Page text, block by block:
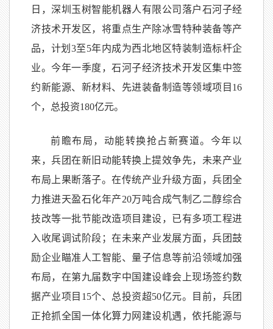
日，深圳玉树智能机器人有限公司落户石河子经
济技术开发区，将重点生产除冰雪特种装备等产
品，计划3至5年内成为西北地区特装制造标杆企
业。今年一季度，石河子经济技术开发区集中签
约新能源、新材料、先进装备制造等领域项目16
个，总投资180亿元。
前瞻布局，动能转换抢占新赛道。今年以
来，兵团在新旧动能转换上提效争先，未来产业
布局上果断落子。在传统产业升级方面，兵团全
力推进天盈石化年产20万吨合成气制乙二醇综合
技改等一批节能改造项目建设，已有多项工程进
入收尾调试阶段；在未来产业发展方面，兵团鼓
励企业瞄准人工智能、量子信息等前沿领域加强
布局，在第九届数字中国建设峰会上现场签约数
据产业项目15个、总投资超50亿元。目前，兵团
正抢抓全国一体化算力网建设机遇，依托能源与